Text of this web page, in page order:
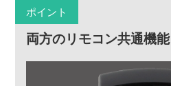
ポイント
両方のリモコン共通機能